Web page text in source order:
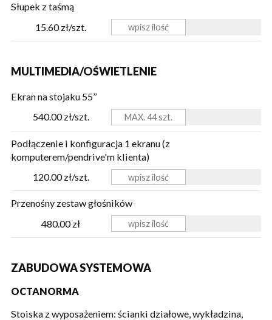
Słupek z taśmą
15.60 zł/szt.
MULTIMEDIA/OŚWIETLENIE
Ekran na stojaku 55’’
540.00 zł/szt.
Podłączenie i konfiguracja 1 ekranu (z
komputerem/pendrive'm klienta)
120.00 zł/szt.
Przenośny zestaw głośników
480.00 zł
ZABUDOWA SYSTEMOWA
OCTANORMA
Stoiska z wyposażeniem: ścianki działowe, wykładzina,